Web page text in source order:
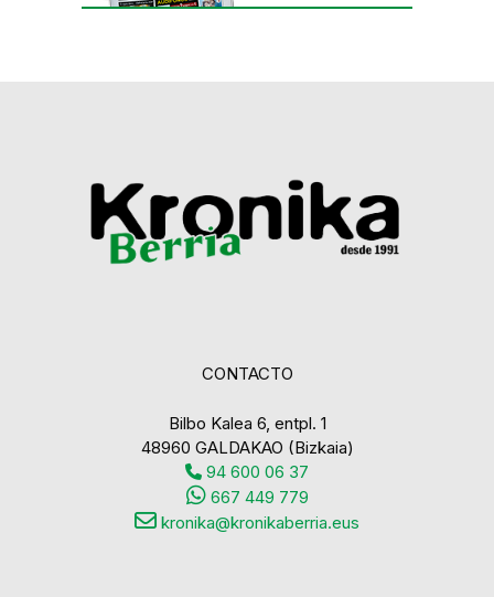
CONTACTO
Bilbo Kalea 6, entpl. 1
48960 GALDAKAO (Bizkaia)
94 600 06 37
667 449 779
kronika@kronikaberria.eus